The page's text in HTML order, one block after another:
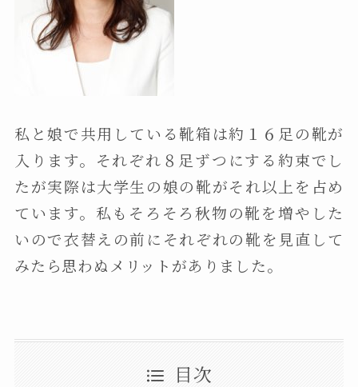
私と娘で共用している靴箱は約１６足の靴が
入ります。それぞれ８足ずつにする約束でし
たが実際は大学生の娘の靴がそれ以上を占め
ています。私もそろそろ秋物の靴を増やした
いので衣替えの前にそれぞれの靴を見直して
みたら思わぬメリットがありました。
目次